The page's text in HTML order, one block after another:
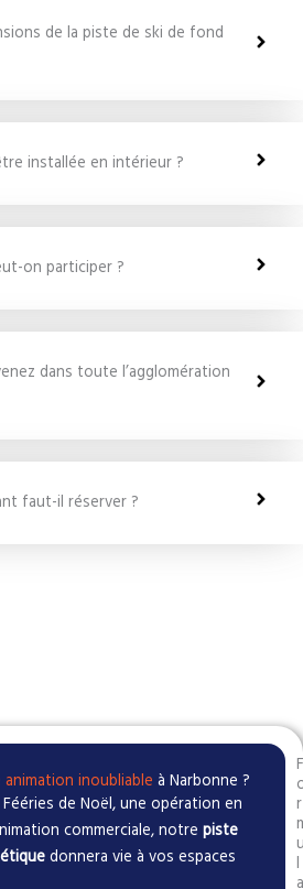
de la piste de ski de fond
installée en intérieur ?
on participer ?
dans toute l’agglomération
faut-il réserver ?
animation inoubliable à Narbonne ?
de Noël, une opération en
commerciale, notre piste
donnera vie à vos espaces
F
r
l
a